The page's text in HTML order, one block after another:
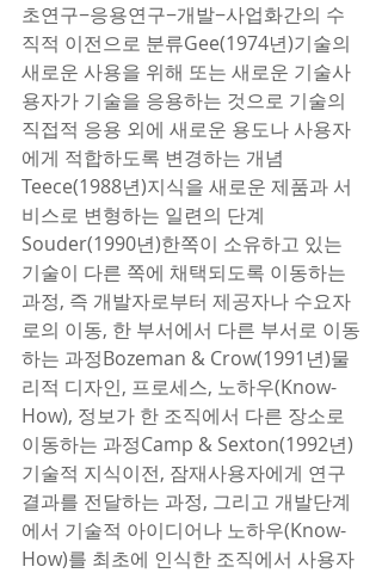
초연구−응용연구−개발−사업화간의 수
직적 이전으로 분류Gee(1974년)기술의
새로운 사용을 위해 또는 새로운 기술사
용자가 기술을 응용하는 것으로 기술의
직접적 응용 외에 새로운 용도나 사용자
에게 적합하도록 변경하는 개념
Teece(1988년)지식을 새로운 제품과 서
비스로 변형하는 일련의 단계
Souder(1990년)한쪽이 소유하고 있는
기술이 다른 쪽에 채택되도록 이동하는
과정, 즉 개발자로부터 제공자나 수요자
로의 이동, 한 부서에서 다른 부서로 이동
하는 과정Bozeman & Crow(1991년)물
리적 디자인, 프로세스, 노하우(Know-
How), 정보가 한 조직에서 다른 장소로
이동하는 과정Camp & Sexton(1992년)
기술적 지식이전, 잠재사용자에게 연구
결과를 전달하는 과정, 그리고 개발단계
에서 기술적 아이디어나 노하우(Know-
How)를 최초에 인식한 조직에서 사용자